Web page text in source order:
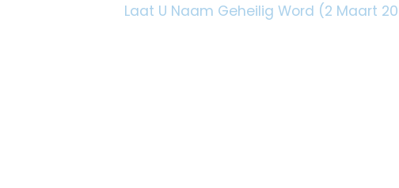
Laat U Naam Geheilig Word (2 Maart